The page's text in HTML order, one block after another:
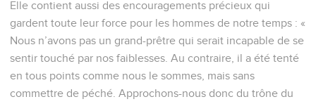
Elle contient aussi des encouragements précieux qui
gardent toute leur force pour les hommes de notre temps : «
Nous n’avons pas un grand-prêtre qui serait incapable de se
sentir touché par nos faiblesses. Au contraire, il a été tenté
en tous points comme nous le sommes, mais sans
commettre de péché. Approchons-nous donc du trône du